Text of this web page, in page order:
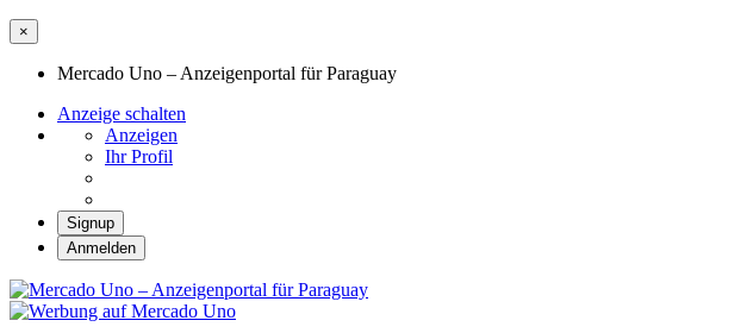
×
Mercado Uno – Anzeigenportal für Paraguay
Anzeige schalten
Anzeigen
Ihr Profil
Signup
Anmelden